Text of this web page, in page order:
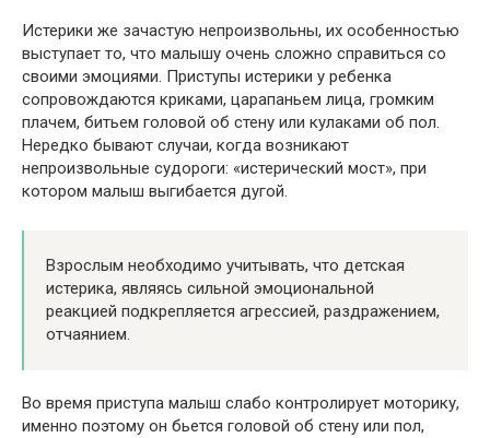
Истерики же зачастую непроизвольны, их особенностью
выступает то, что малышу очень сложно справиться со
своими эмоциями. Приступы истерики у ребенка
сопровождаются криками, царапаньем лица, громким
плачем, битьем головой об стену или кулаками об пол.
Нередко бывают случаи, когда возникают
непроизвольные судороги: «истерический мост», при
котором малыш выгибается дугой.
Взрослым необходимо учитывать, что детская
истерика, являясь сильной эмоциональной
реакцией подкрепляется агрессией, раздражением,
отчаянием.
Во время приступа малыш слабо контролирует моторику,
именно поэтому он бьется головой об стену или пол,